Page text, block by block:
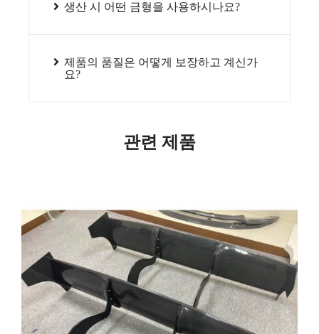
생산 시 어떤 금형을 사용하시나요?
제품의 품질은 어떻게 보장하고 계신가
요?
관련 제품